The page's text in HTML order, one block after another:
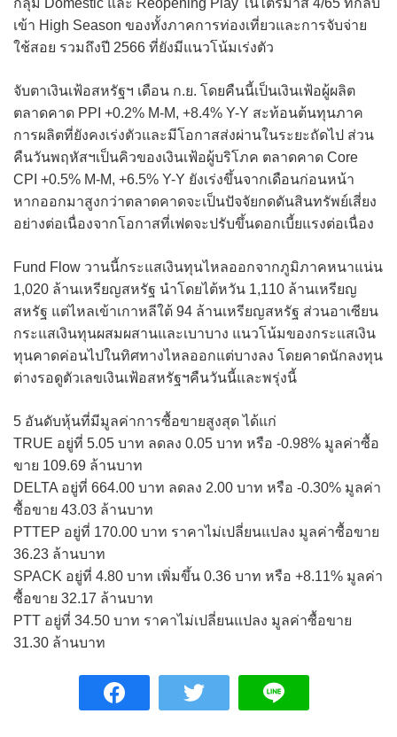
เข้า High Season ของทั้งภาคการท่องเที่ยวและการจับจ่าย
ใช้สอย รวมถึงปี 2566 ที่ยังมีแนวโน้มเร่งตัว
จับตาเงินเฟ้อสหรัฐฯ เดือน ก.ย. โดยคืนนี้เป็นเงินเฟ้อผู้ผลิต
ตลาดคาด PPI +0.2% M-M, +8.4% Y-Y สะท้อนต้นทุนภาค
การผลิตที่ยังคงเร่งตัวและมีโอกาสส่งผ่านในระยะถัดไป ส่วน
คืนวันพฤหัสฯเป็นคิวของเงินเฟ้อผู้บริโภค ตลาดคาด Core
CPI +0.5% M-M, +6.5% Y-Y ยังเร่งขึ้นจากเดือนก่อนหน้า
หากออกมาสูงกว่าตลาดคาดจะเป็นปัจจัยกดดันสินทรัพย์เสี่ยง
อย่างต่อเนื่องจากโอกาสที่เฟดจะปรับขึ้นดอกเบี้ยแรงต่อเนื่อง
Fund Flow วานนี้กระแสเงินทุนไหลออกจากภูมิภาคหนาแน่น
1,020 ล้านเหรียญสหรัฐ นำโดยไต้หวัน 1,110 ล้านเหรียญ
สหรัฐ แต่ไหลเข้าเกาหลีใต้ 94 ล้านเหรียญสหรัฐ ส่วนอาเซียน
กระแสเงินทุนผสมผสานและเบาบาง แนวโน้มของกระแสเงิน
ทุนคาดค่อนไปในทิศทางไหลออกแต่บางลง โดยคาดนักลงทุน
ต่างรอดูตัวเลขเงินเฟ้อสหรัฐฯคืนวันนี้และพรุ่งนี้
5 อันดับหุ้นที่มีมูลค่าการซื้อขายสูงสุด ได้แก่
TRUE อยู่ที่ 5.05 บาท ลดลง 0.05 บาท หรือ -0.98% มูลค่าซื้อ
ขาย 109.69 ล้านบาท
DELTA อยู่ที่ 664.00 บาท ลดลง 2.00 บาท หรือ -0.30% มูลค่า
ซื้อขาย 43.03 ล้านบาท
PTTEP อยู่ที่ 170.00 บาท ราคาไม่เปลี่ยนแปลง มูลค่าซื้อขาย
36.23 ล้านบาท
SPACK อยู่ที่ 4.80 บาท เพิ่มขึ้น 0.36 บาท หรือ +8.11% มูลค่า
ซื้อขาย 32.17 ล้านบาท
PTT อยู่ที่ 34.50 บาท ราคาไม่เปลี่ยนแปลง มูลค่าซื้อขาย
31.30 ล้านบาท